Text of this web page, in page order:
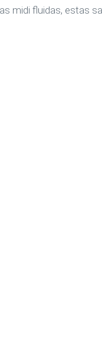
midi fluidas, estas